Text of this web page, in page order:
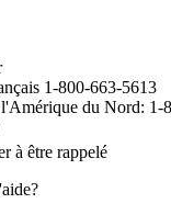
1-800-663-5613
l'Amérique du Nord:
à être rappelé